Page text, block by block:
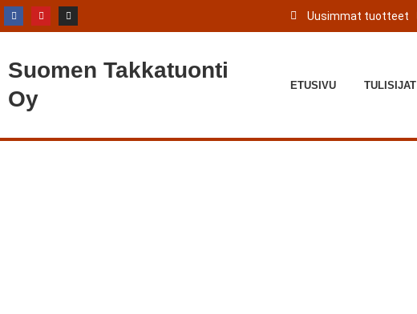
Uusimmat tuotteet
Suomen Takkatuonti
Oy
ETUSIVU TULISIJAT